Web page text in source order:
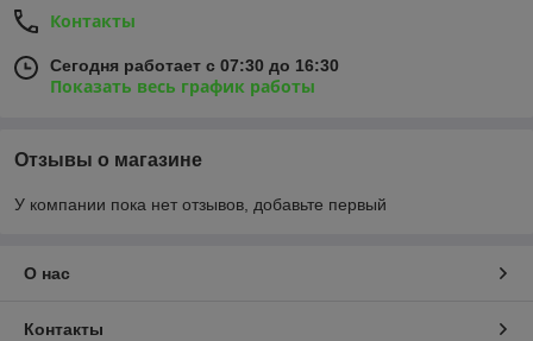
Контакты
Сегодня работает с 07:30 до 16:30
Показать весь график работы
Отзывы о магазине
У компании пока нет отзывов, добавьте первый
О нас
Контакты